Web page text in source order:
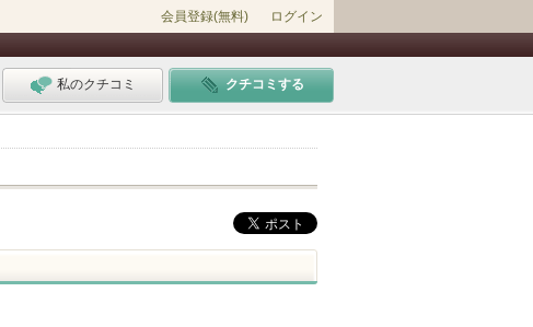
会員登録(無料) ログイン
私のクチコミ クチコミする